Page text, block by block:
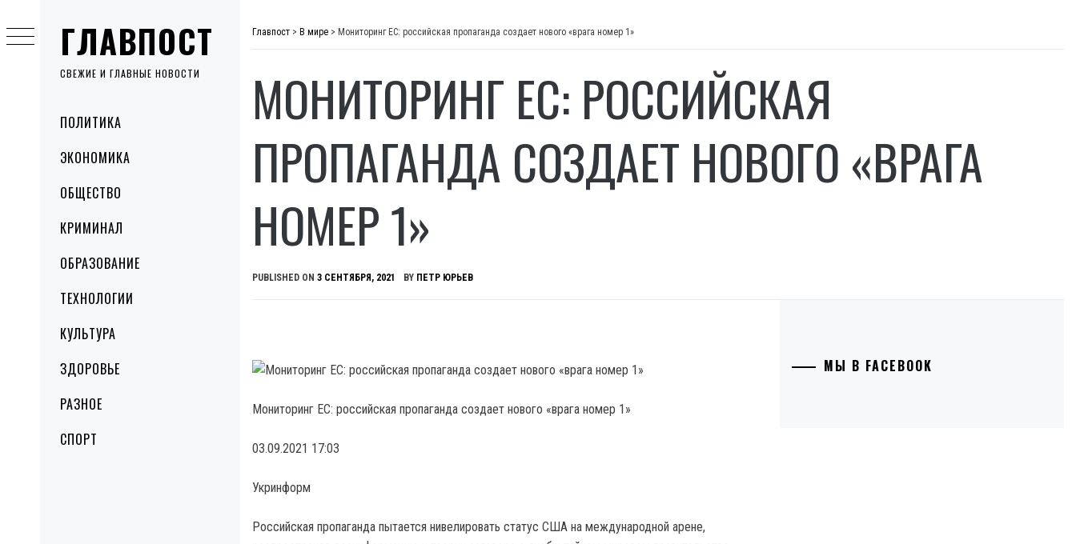
ГЛАВПОСТ
СВЕЖИЕ И ГЛАВНЫЕ НОВОСТИ
MenuПОЛИТИКА
ЭКОНОМИКА
ОБЩЕСТВО
КРИМИНАЛ
ОБРАЗОВАНИЕ
ТЕХНОЛОГИИ
КУЛЬТУРА
ЗДОРОВЬЕ
РАЗНОЕ
СПОРТ
to
content
Главпост > В мире > Мониторинг ЕС: российская пропаганда создает нового «врага номер 1»
МОНИТОРИНГ ЕС: РОССИЙСКАЯ
ПРОПАГАНДА СОЗДАЕТ НОВОГО «ВРАГА
НОМЕР 1»
PUBLISHED ON 3 СЕНТЯБРЯ, 2021 BY ПЕТР ЮРЬЕВ
Мониторинг ЕС: российская пропаганда создает нового «врага номер 1»
03.09.2021 17:03
Укринформ
Российская пропаганда пытается нивелировать статус США на международной арене,
МЫ В FACEBOOK